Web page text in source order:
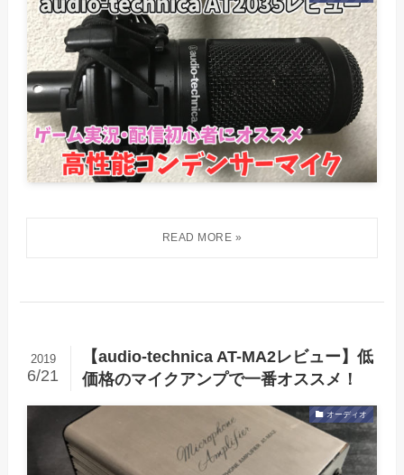
【audio-technica AT-MA2レビュー】低
価格のマイクアンプで一番オススメ！
2019
6/21
オーディオ